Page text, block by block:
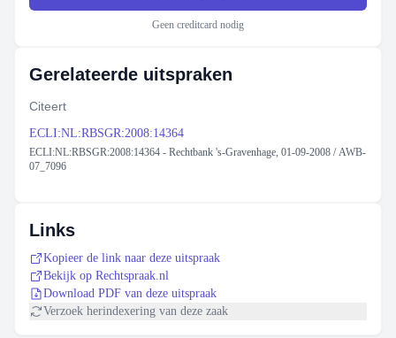
Geen creditcard nodig
Gerelateerde uitspraken
Citeert
ECLI:NL:RBSGR:2008:14364
ECLI:NL:RBSGR:2008:14364 - Rechtbank 's-Gravenhage, 01-09-2008 / AWB-
07_7096
Links
Kopieer de link naar deze uitspraak
Bekijk op Rechtspraak.nl
Download PDF van deze uitspraak
Verzoek herindexering van deze zaak